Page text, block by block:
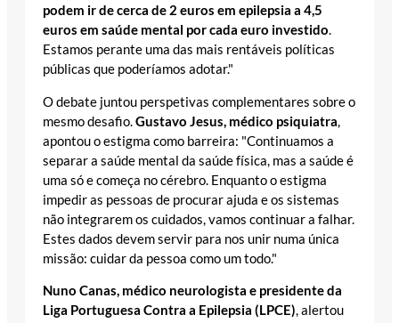
podem ir de cerca de 2 euros em epilepsia a 4,5
euros em saúde mental por cada euro investido.
Estamos perante uma das mais rentáveis políticas
públicas que poderíamos adotar."
O debate juntou perspetivas complementares sobre o
mesmo desafio.Gustavo Jesus, médico psiquiatra,
apontou o estigma como barreira: "Continuamos a
separar a saúde mental da saúde física, mas a saúde é
uma só e começa no cérebro. Enquanto o estigma
impedir as pessoas de procurar ajuda e os sistemas
não integrarem os cuidados, vamos continuar a falhar.
Estes dados devem servir para nos unir numa única
missão: cuidar da pessoa como um todo."
Nuno Canas, médico neurologista e presidente da
Liga Portuguesa Contra a Epilepsia (LPCE), alertou